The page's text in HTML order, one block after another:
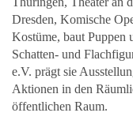
Dresden, Komische
Kostüme, baut Puppen
Schatten- und
e.V. prägt sie
Aktionen in den
öffentlichen Raum.